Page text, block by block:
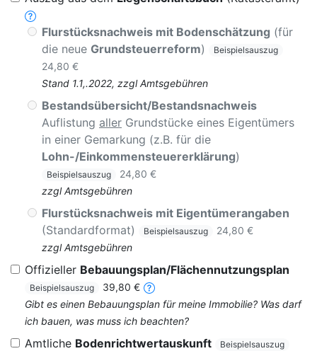
Flurstücksnachweis mit Bodenschätzung (für
die neue Grundsteuerreform) Beispielsauszug
24,80 €
Stand 1.1,.2022, zzgl Amtsgebühren
Bestandsübersicht/Bestandsnachweis
Auflistung aller Grundstücke eines Eigentümers
in einer Gemarkung (z.B. für die
Lohn-/Einkommensteuererklärung)
Beispielsauszug
24,80 €
zzgl Amtsgebühren
Flurstücksnachweis mit Eigentümerangaben
(Standardformat)
Beispielsauszug
24,80 €
zzgl Amtsgebühren
Offizieller Bebauungsplan/Flächennutzungsplan
Beispielsauszug
39,80 €
Gibt es einen Bebauungsplan für meine Immobilie? Was darf
ich bauen, was muss ich beachten?
Amtliche Bodenrichtwertauskunft Beispielsauszug